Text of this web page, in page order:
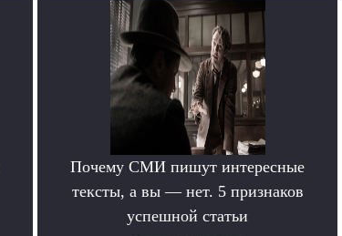
Почему СМИ пишут интересные
тексты, а вы — нет. 5 признаков
успешной статьи